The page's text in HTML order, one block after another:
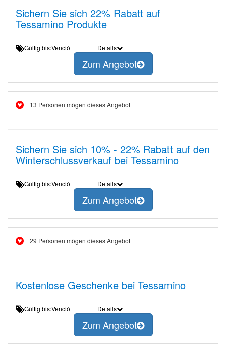
Sichern Sie sich 22% Rabatt auf
Tessamino Produkte
Gültig bis:Venció Details
Zum Angebot
13 Personen mögen dieses Angebot
Sichern Sie sich 10% - 22% Rabatt auf den
Winterschlussverkauf bei Tessamino
Gültig bis:Venció Details
Zum Angebot
29 Personen mögen dieses Angebot
Kostenlose Geschenke bei Tessamino
Gültig bis:Venció Details
Zum Angebot